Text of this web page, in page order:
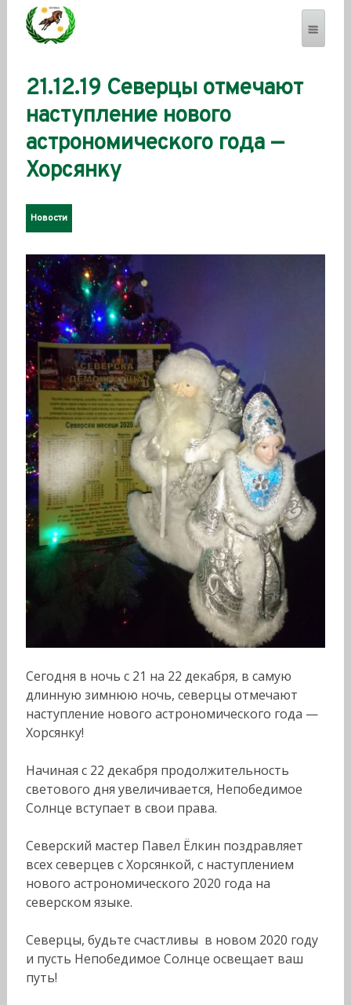
SEVERENSES.COM
21.12.19 Северцы отмечают
наступление нового
астрономического года —
Хорсянку
Новости
Сегодня в ночь с 21 на 22 декабря, в самую
длинную зимнюю ночь, северцы отмечают
наступление нового астрономического года —
Хорсянку!
Начиная с 22 декабря продолжительность
светового дня увеличивается, Непобедимое
Солнце вступает в свои права.
Северский мастер Павел Ёлкин поздравляет
всех северцев с Хорсянкой, с наступлением
нового астрономического 2020 года на
северском языке.
Северцы, будьте счастливы в новом 2020 году
и пусть Непобедимое Солнце освещает ваш
путь!